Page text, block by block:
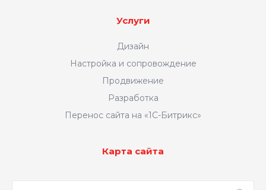
поисковое продвижение
Привлекательный
центральный баннер
Услуги
Дизайн
Настройка и сопровождение
Продвижение
Разработка
Перенос сайта на «1С-Битрикс»
Карта сайта